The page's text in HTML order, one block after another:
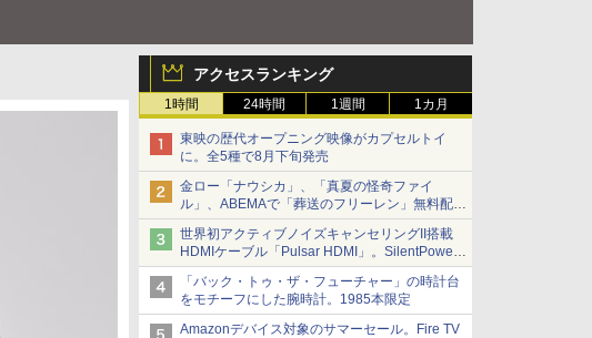
アクセスランキング
1時間 24時間 1週間 1カ月
東映の歴代オープニング映像がカプセルトイ
に。全5種で8月下旬発売
金ロー「ナウシカ」、「真夏の怪奇ファイ
ル」、ABEMAで「葬送のフリーレン」無料配信
など。夏の特番・配信情報
世界初アクティブノイズキャンセリングII搭載
HDMIケーブル「Pulsar HDMI」。SilentPower
から
「バック・トゥ・ザ・フューチャー」の時計台
をモチーフにした腕時計。1985本限定
Amazonデバイス対象のサマーセール。Fire TV